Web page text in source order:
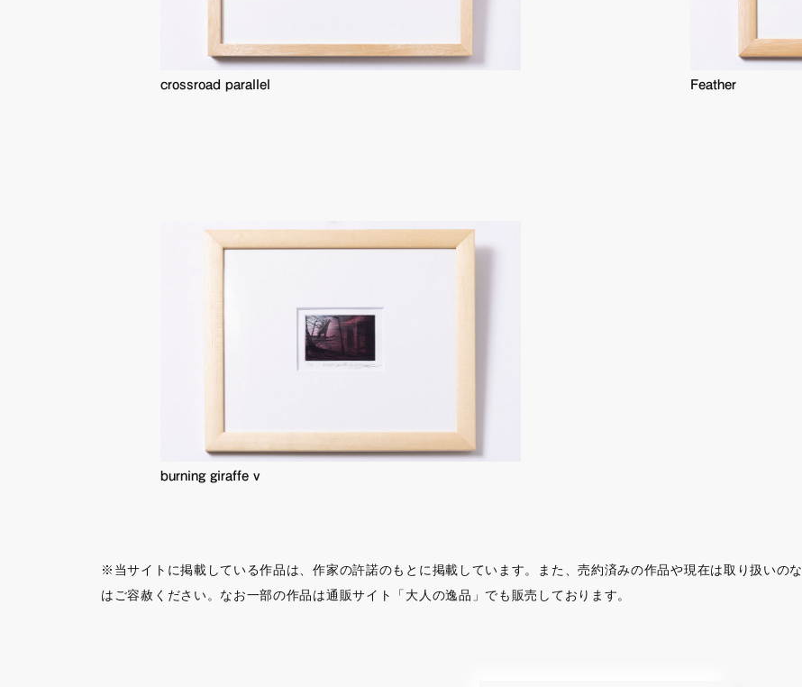
crossroad parallel Feather
burning giraffe v
※当サイトに掲載している作品は、作家の許諾のもとに掲載しています。また、売約済みの作品や現在は取り扱いの
はご容赦ください。なお一部の作品は通販サイト「大人の逸品」でも販売しております。